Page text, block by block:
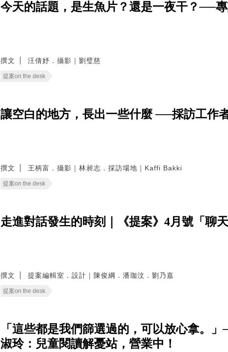
今天的話題，是生魚片？還是一夜干？──專
撰文 汪倩妤．攝影｜劉璧慈
提案on the desk
讓空白的地方，長出一些什麼 ──採訪工作
撰文 王柄富．攝影｜林昶志．採訪場地｜Kaffi Bakki
提案on the desk
走進對話發生的時刻｜《提案》4月號「聊天
撰文 提案編輯室．設計｜陳俊綱．潘珈汶．劉乃嘉
提案on the desk
「這些都是我們篩選過的，可以放心拿。
淑玲：兒童閱讀解憂站，營業中！